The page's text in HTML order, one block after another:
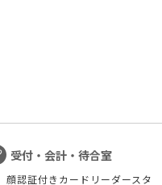
受付・会計・待合室
顔認証付きカードリーダースタ